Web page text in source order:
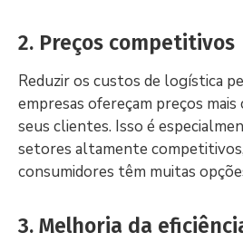
2. Preços competitivos
Reduzir os custos de logística
empresas ofereçam preços
seus clientes. Isso é
setores altamente
consumidores têm muitas
3. Melhoria da